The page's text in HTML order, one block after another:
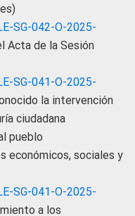
SG-042-O-2025-
Acta de la Sesión
SG-041-O-2025-
la intervención
ciudadana
pueblo
económicos, sociales y
SG-041-O-2025-
a los